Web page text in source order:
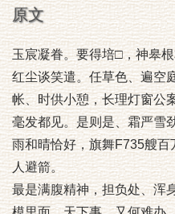
原文
玉宸凝眷。要得培□，神皋
红尘谈笑遣。任草色、遍空
帐、时供小憩，长理灯窗公
毫发都见。是则是、霜严雪
雨和晴恰好，旗舞F735艘
人避箭。
最是满腹精神，担负处、浑